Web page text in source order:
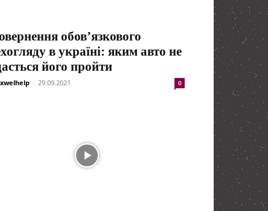
обов’язкового
в україні: яким авто не
його пройти
- 29.09.2021 0